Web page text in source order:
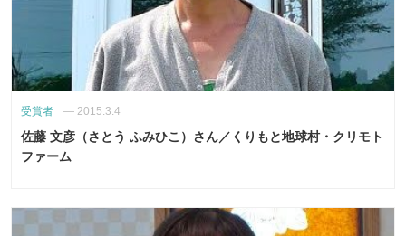
受賞者 — 2015.3.4
佐藤 文彦（さとう ふみひこ）さん／くりもと地球村・クリモト
ファーム